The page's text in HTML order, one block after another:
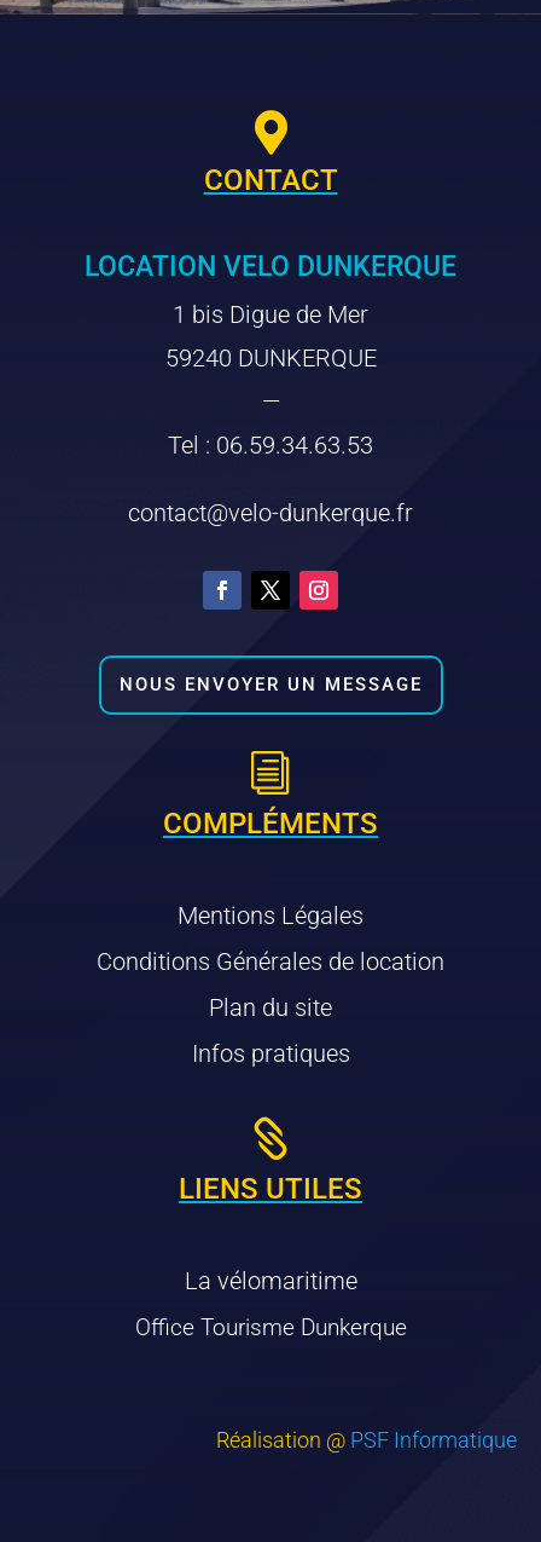

CONTACT
LOCATION VELO DUNKERQUE
1 bis Digue de Mer
59240 DUNKERQUE
—
Tel : 06.59.34.63.53
contact@velo-dunkerque.fr
NOUS ENVOYER UN MESSAGE
i
COMPLÉMENTS
Mentions Légales
Conditions Générales de location
Plan du site
Infos pratiques

LIENS UTILES
La vélomaritime
Office Tourisme Dunkerque
Réalisation @ PSF Informatique